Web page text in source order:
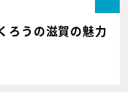
ろうの滋賀の魅力